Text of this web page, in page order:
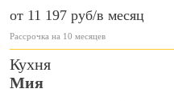
от 11 197 руб/в месяц
Рассрочка на 10 месяцев
Кухня
Мия